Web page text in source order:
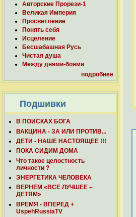
Авторские Прорези-1
Великая Империя
Просветление
Понять себя
Исцеление
Бесшабашная Русь
Чистая душа
Между днями-боями
подробнее
Подшивки
В ПОИСКАХ БОГА
ВАКЦИНА - ЗА ИЛИ ПРОТИВ...
ДЕТИ - НАШЕ НАСТОЯЩЕЕ !!!
ПОКА СИДИМ ДОМА
Что такое целостность
личности ?
ЭНЕРГЕТИКА ЧЕЛОВЕКА
ВЕРНЕМ «ВСЕ ЛУЧШЕЕ –
ДЕТЯМ»
ВРЕМЯ - ВПЕРЕД +
UspehRussiaTV